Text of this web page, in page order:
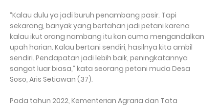
“Kalau dulu ya jadi buruh penambang pasir. Tapi
sekarang, banyak yang bertahan jadi petani karena
kalau ikut orang nambang itu kan cuma mengandalkan
upah harian. Kalau bertani sendiri, hasilnya kita ambil
sendiri. Pendapatan jadi lebih baik, peningkatannya
sangat luar biasa,” kata seorang petani muda Desa
Soso, Aris Setiawan (37).
Pada tahun 2022, Kementerian Agraria dan Tata